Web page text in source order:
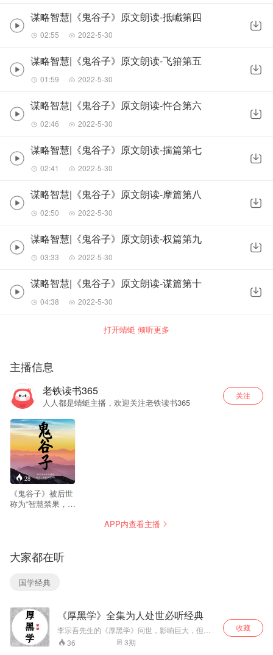
谋略智慧|《鬼谷子》原文朗读-抵巇第四
02:55 2022-5-30
谋略智慧|《鬼谷子》原文朗读-飞箝第五
01:59 2022-5-30
谋略智慧|《鬼谷子》原文朗读-忤合第六
02:46 2022-5-30
谋略智慧|《鬼谷子》原文朗读-揣篇第七
02:41 2022-5-30
谋略智慧|《鬼谷子》原文朗读-摩篇第八
02:50 2022-5-30
谋略智慧|《鬼谷子》原文朗读-权篇第九
03:33 2022-5-30
谋略智慧|《鬼谷子》原文朗读-谋篇第十
04:38 2022-5-30
打开蜻蜓 倾听更多
主播信息
老铁读书365
人人都是蜻蜓主播，欢迎关注老铁读书365
关注
28
《鬼谷子》被后世
称为“智慧禁果，旷
鼻祖，兵法集大成
者，因隐居在云梦
谷先生，是与孔
术大家。 鬼谷子被
誉为千古奇人，创
建鬼谷门派，长于
持身养性，精于心
理揣摩，深明刚柔
APP内查看主播
大家都在听
国学经典
《厚黑学》全集为人处世必听经典
李宗吾先生的《厚黑学》问世，影响巨大，但绝
大部分版本的《厚黑学》在内容上都是大同小
异，以“厚黑经”为主，而对李宗吾先生是如何创
36 3期
收藏